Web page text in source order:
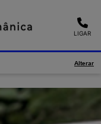
LIGAR
Alterar